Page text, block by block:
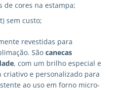
cores na estampa;
sem custo;
revestidas para
São canecas
, com um brilho especial e
e personalizado para
ao uso em forno micro-